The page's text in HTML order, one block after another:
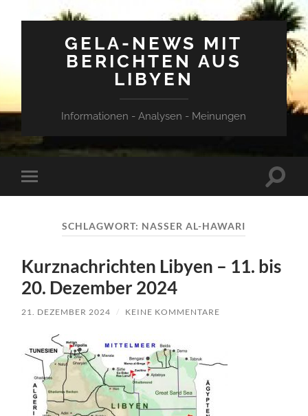
GELA-NEWS MIT
BERICHTEN AUS
LIBYEN
Informationen - Analysen - Meinungen
Mobile-
Menü
SCHLAGWORT: NASSER AL-HAWARI
Kurznachrichten Libyen – 11. bis
20. Dezember 2024
21. DEZEMBER 2024 / KEINE KOMMENTARE